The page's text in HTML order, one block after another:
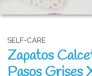
SELF-CARE
Zapatos